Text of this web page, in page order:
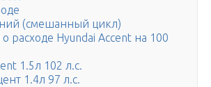
(смешанный цикл)
расходе Hyundai Accent на 100
1.5л 102 л.с.
1.4л 97 л.с.